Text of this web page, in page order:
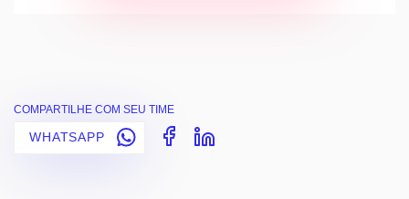
COMPARTILHE COM SEU TIME
WHATSAPP